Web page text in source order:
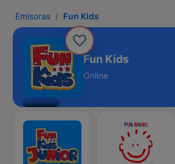
Emisoras Fun Kids
Fun Kids
Online